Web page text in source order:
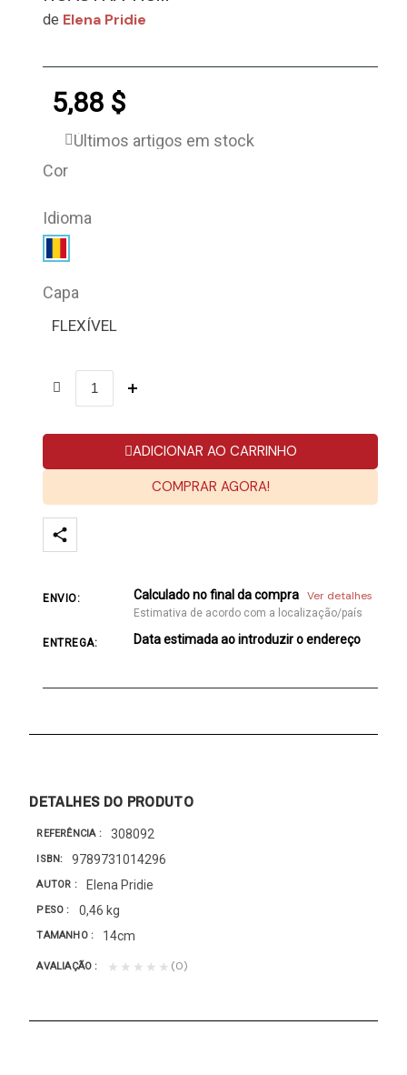
de Elena Pridie
5,88 $
Últimos artigos em stock
Cor
Idioma
Capa
FLEXÍVEL
ADICIONAR AO CARRINHO
COMPRAR AGORA!
ENVIO: Calculado no final da compra Ver detalhes
Estimativa de acordo com a localização/país
ENTREGA: Data estimada ao introduzir o endereço
DETALHES DO PRODUTO
REFERÊNCIA 308092
ISBN 9789731014296
AUTOR Elena Pridie
PESO 0,46 kg
TAMANHO 14cm
AVALIAÇÃO ★★★★★ (0)